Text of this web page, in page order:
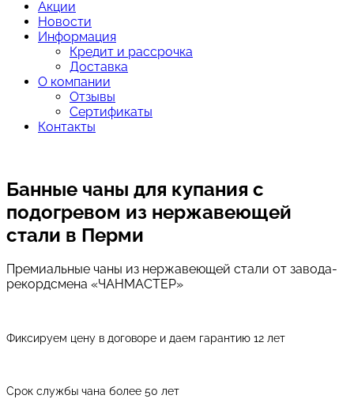
Акции
Новости
Информация
Кредит и рассрочка
Доставка
О компании
Отзывы
Сертификаты
Контакты
Банные чаны для купания с
подогревом из нержавеющей
стали в Перми
Премиальные чаны из нержавеющей стали от завода-
рекордсмена «ЧАНМАСТЕР»
Фиксируем цену в договоре и даем гарантию 12 лет
Срок службы чана более 50 лет